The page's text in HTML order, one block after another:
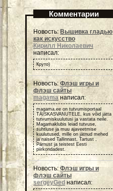
Комментарии
Новость: Вышивка гладью
как искусство
Кирилл Николаевич
написал:
Круто)
Новость: Флэш игры и
флэш сайты
magama написал:
magama.ee on tutvumisportaal
TÄISKASVANUTELE, kus võid jätta
tutvumiskuulutusi ja vastata neile.
Magamaklubis leiad tutvuse,
suhtluse ja muu ajaveetmise
kuulutused, mille on jätnud mehed
ja naised Tallinnast, Tartust ,
Pärnust ja teistest Eesti
piirkondadest.
Новость:Флэш игры и
флэш сайты
sergeyGed написал: